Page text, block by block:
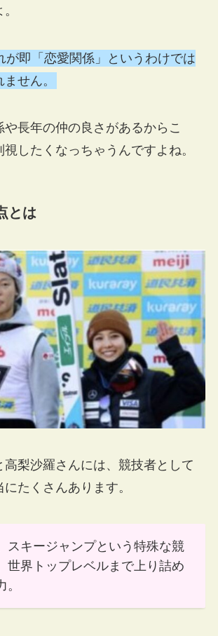
が即「恋愛関係」というわけでは
せん。
や長年の仲の良さがあるからこ
したくなっちゃうんですよね。
とは
高梨沙羅さんには、競技者として
たくさんあります。
スキージャンプという特殊な競
世界トップレベルまで上り詰め
。